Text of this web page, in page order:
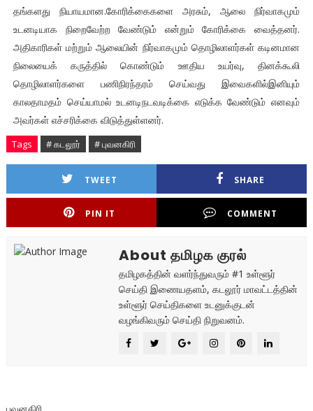
தங்களது நியாயமான.கோரிக்கைகளை அரசும், ஆலை நிர்வாகமும்
உடனடியாக நிறைவேற்ற வேண்டும் என்றும் கோரிக்கை வைத்தனர்.
அதிகாரிகள் மற்றும் ஆலையின் நிர்வாகமும் தொழிலாளர்கள் கடினமான
நிலையைக் கருத்தில் கொண்டும் ஊதிய உயர்வு, தினக்கூலி
தொழிலாளர்களை பணிநிரந்தரம் செய்வது இவைகளில்இனியும்
காலதாமதம் செய்யாமல் உடனடிநடவடிக்கை எடுக்க வேண்டும் எனவும்
அவர்கள் எச்சரிக்கை விடுத்துள்ளனர்.
Tags # கடலூர் # புவனகிரி
TWEET SHARE
PIN IT COMMENT
About தமிழக குரல்
தமிழகத்தின் வளர்ந்துவரும் #1 உள்ளூர்
செய்தி இணையதளம், கடலூர் மாவட்டத்தின்
உள்ளூர் செய்திகளை உடனுக்குடன்
வழங்கிவரும் செய்தி நிறுவனம்.
புவனகிரி